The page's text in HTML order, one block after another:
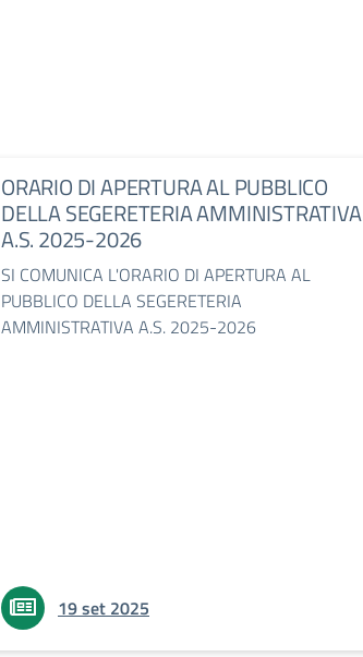
ORARIO DI APERTURA AL PUBBLICO
DELLA SEGERETERIA AMMINISTRATIVA
A.S. 2025-2026
SI COMUNICA L'ORARIO DI APERTURA AL
PUBBLICO DELLA SEGERETERIA
AMMINISTRATIVA A.S. 2025-2026
19 set 2025